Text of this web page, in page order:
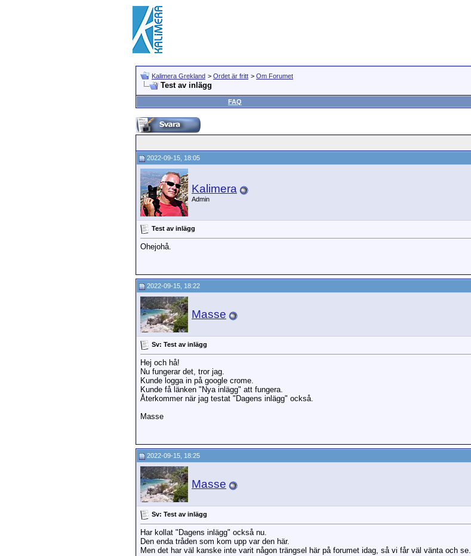
Kalimera Grekland > Ordet är fritt > Om Forumet
Test av inlägg
FAQ
2022-09-15, 18:05
Kalimera
Admin
Test av inlägg
Ohejohå.
2022-09-15, 18:22
Masse
Sv: Test av inlägg
Hej och hå!
Nu fungerar det, tror jag.
Kunde logga in på google crome.
Kunde få länken "Nya inlägg" att fungera.
Återkommer när jag testat "Dagens inlägg" också.
Masse
2022-09-15, 18:25
Masse
Sv: Test av inlägg
Har kollat "Dagens inlägg" också nu.
Den enda tråden som kom upp var den här.
Men det har väl kanske inte varit någon trängsel här på forumet idag, så vi får väl vänta och se.